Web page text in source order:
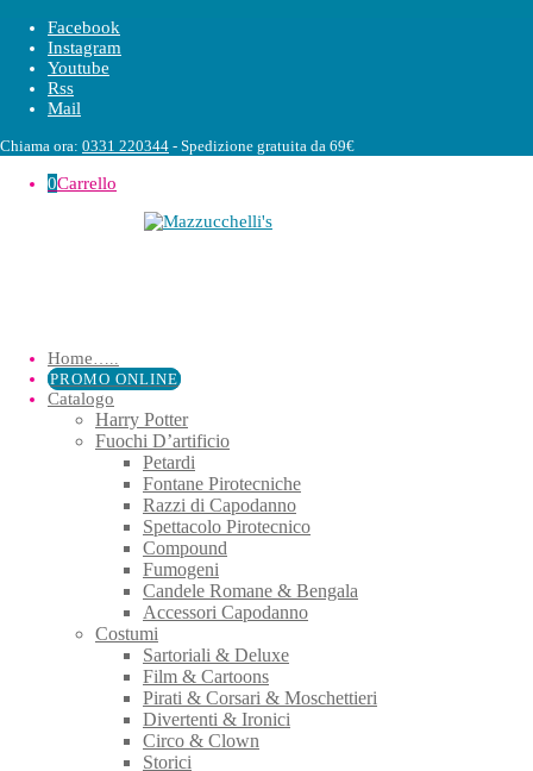
Facebook
Instagram
Youtube
Rss
Mail
Chiama ora: 0331 220344 - Spedizione gratuita da 69€
0Carrello
Home…..
PROMO ONLINE
Catalogo
Harry Potter
Fuochi D’artificio
Petardi
Fontane Pirotecniche
Razzi di Capodanno
Spettacolo Pirotecnico
Compound
Fumogeni
Candele Romane & Bengala
Accessori Capodanno
Costumi
Sartoriali & Deluxe
Film & Cartoons
Pirati & Corsari & Moschettieri
Divertenti & Ironici
Circo & Clown
Storici